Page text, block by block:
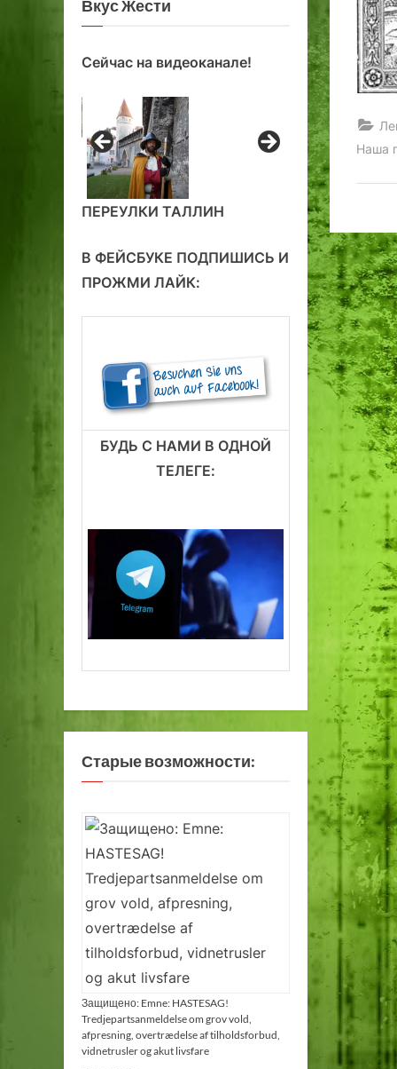
Наша
Вкус Жести
Сейчас на видеоканале!
ПЕРЕУЛКИ ТАЛЛИН
В ФЕЙСБУКЕ ПОДПИШИСЬ И
ПРОЖМИ ЛАЙК:
БУДЬ С НАМИ В ОДНОЙ
ТЕЛЕГЕ:
Старые возможности:
Защищено: Emne: HASTESAG!
Tredjepartsanmeldelse om grov vold,
afpresning, overtrædelse af tilholdsforbud,
vidnetrusler og akut livsfare